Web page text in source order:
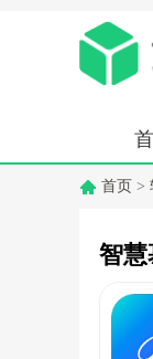
首页 >
智